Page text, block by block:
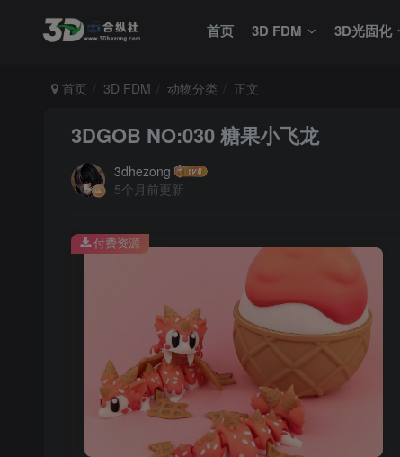
首页 3D FDM 3D光固化
首页 3D FDM 动物分类 正文
3DGOB NO:030 糖果小飞龙
3dhezong
5个月前更新
付费资源